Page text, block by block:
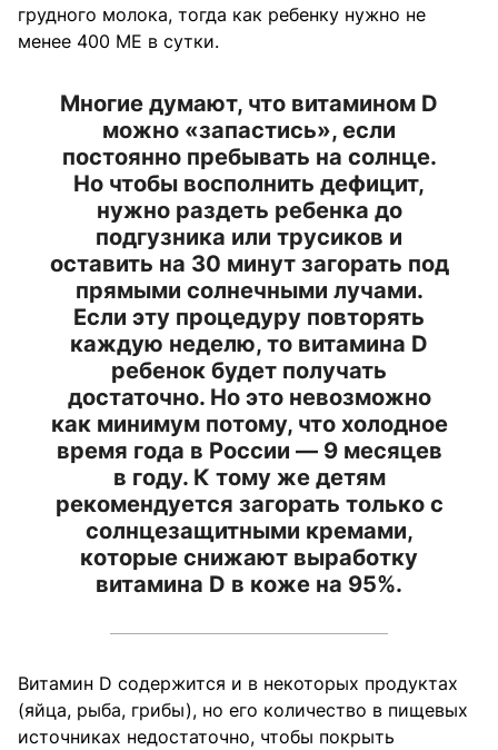
грудного молока, тогда как ребенку нужно не
менее 400 МЕ в сутки.
Многие думают, что витамином D
можно «запастись», если
постоянно пребывать на солнце.
Но чтобы восполнить дефицит,
нужно раздеть ребенка до
подгузника или трусиков и
оставить на 30 минут загорать под
прямыми солнечными лучами.
Если эту процедуру повторять
каждую неделю, то витамина D
ребенок будет получать
достаточно. Но это невозможно
как минимум потому, что холодное
время года в России — 9 месяцев
в году. К тому же детям
рекомендуется загорать только с
солнцезащитными кремами,
которые снижают выработку
витамина D в коже на 95%.
Витамин D содержится и в некоторых продуктах
(яйца, рыба, грибы), но его количество в пищевых
источниках недостаточно, чтобы покрыть